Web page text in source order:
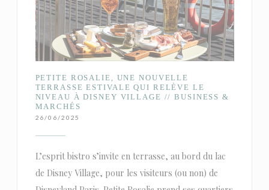
PETITE ROSALIE, UNE NOUVELLE
TERRASSE ESTIVALE QUI RELÈVE LE
NIVEAU À DISNEY VILLAGE // BUSINESS &
MARCHÉS
26/06/2025
L’esprit bistro s’invite en terrasse, au bord du lac
de Disney Village, pour les visiteurs (ou non) de